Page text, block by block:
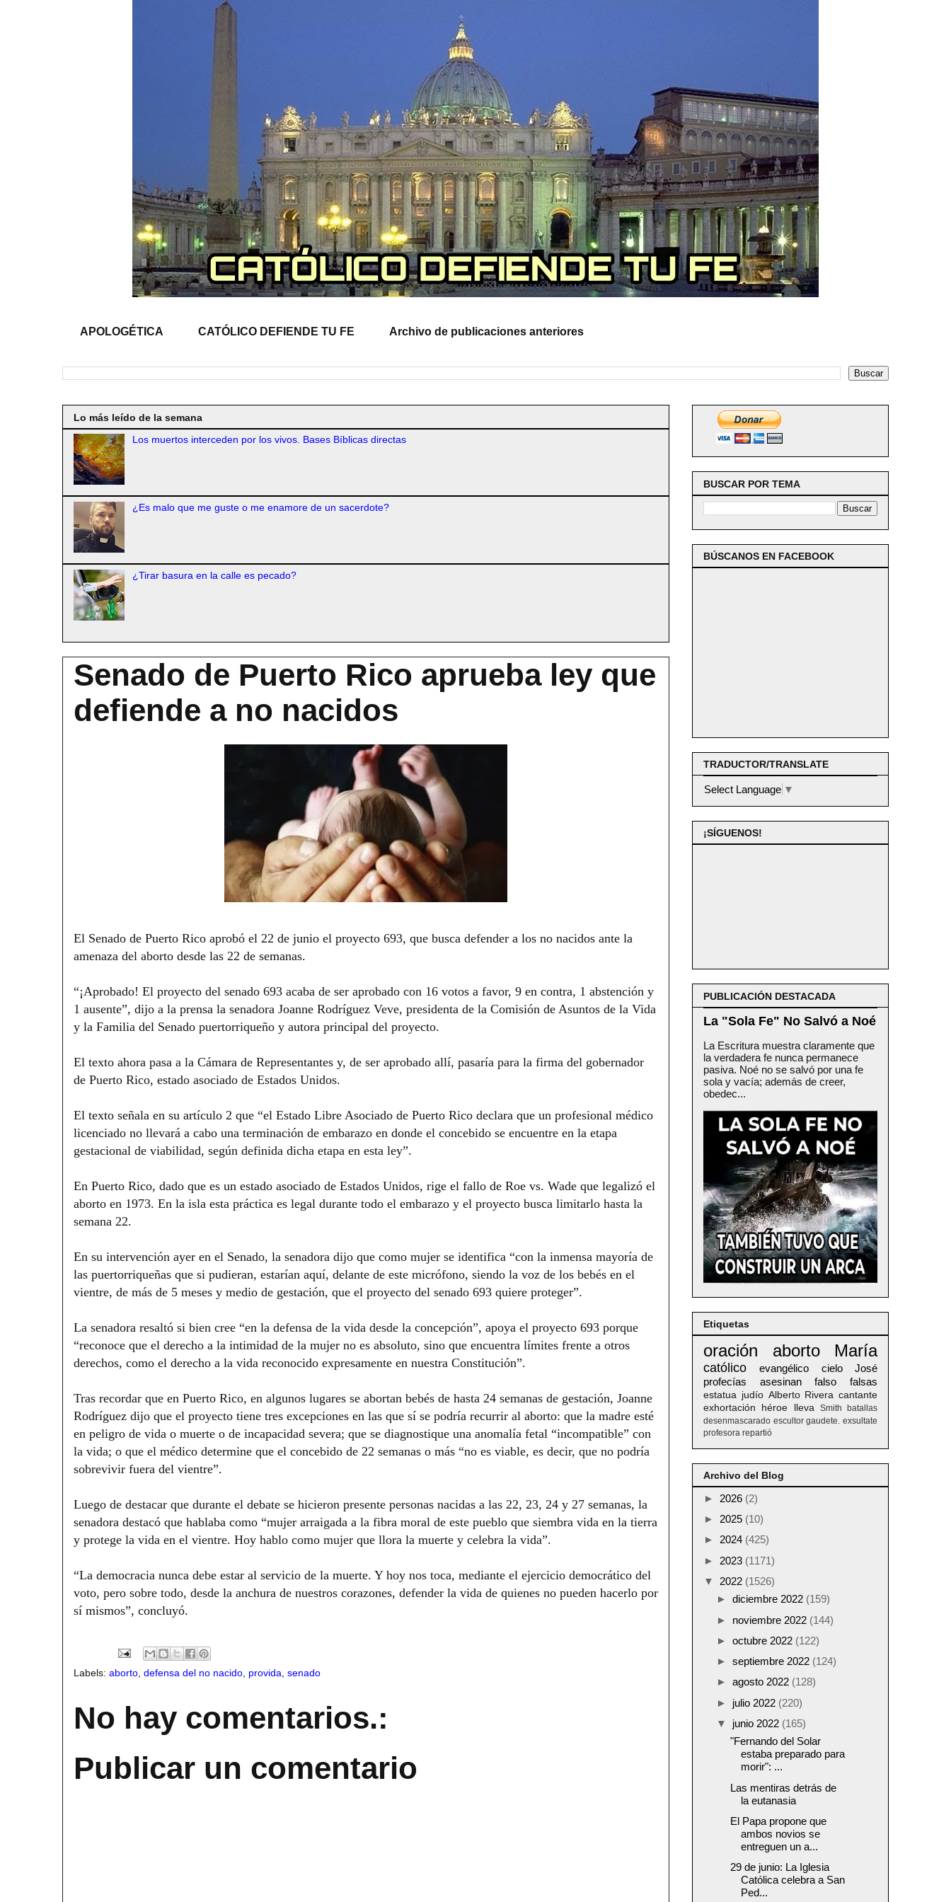
APOLOGÉTICA CATÓLICO DEFIENDE TU FE Archivo de publicaciones anteriores
Lo más leído de la semana
Los muertos interceden por los vivos. Bases Bíblicas directas
¿Es malo que me guste o me enamore de un sacerdote?
¿Tirar basura en la calle es pecado?
Senado de Puerto Rico aprueba ley que
defiende a no nacidos
El Senado de Puerto Rico aprobó el 22 de junio el proyecto 693, que busca defender a los no nacidos ante la
amenaza del aborto desde las 22 de semanas.
“¡Aprobado! El proyecto del senado 693 acaba de ser aprobado con 16 votos a favor, 9 en contra, 1 abstención y
1 ausente”, dijo a la prensa la senadora Joanne Rodríguez Veve, presidenta de la Comisión de Asuntos de la Vida
y la Familia del Senado puertorriqueño y autora principal del proyecto.
El texto ahora pasa a la Cámara de Representantes y, de ser aprobado allí, pasaría para la firma del gobernador
de Puerto Rico, estado asociado de Estados Unidos.
El texto señala en su artículo 2 que “el Estado Libre Asociado de Puerto Rico declara que un profesional médico
licenciado no llevará a cabo una terminación de embarazo en donde el concebido se encuentre en la etapa
gestacional de viabilidad, según definida dicha etapa en esta ley”.
En Puerto Rico, dado que es un estado asociado de Estados Unidos, rige el fallo de Roe vs. Wade que legalizó el
aborto en 1973. En la isla esta práctica es legal durante todo el embarazo y el proyecto busca limitarlo hasta la
semana 22.
En su intervención ayer en el Senado, la senadora dijo que como mujer se identifica “con la inmensa mayoría de
las puertorriqueñas que si pudieran, estarían aquí, delante de este micrófono, siendo la voz de los bebés en el
vientre, de más de 5 meses y medio de gestación, que el proyecto del senado 693 quiere proteger”.
La senadora resaltó si bien cree “en la defensa de la vida desde la concepción”, apoya el proyecto 693 porque
“reconoce que el derecho a la intimidad de la mujer no es absoluto, sino que encuentra límites frente a otros
derechos, como el derecho a la vida reconocido expresamente en nuestra Constitución”.
Tras recordar que en Puerto Rico, en algunos lugares se abortan bebés de hasta 24 semanas de gestación, Joanne
Rodríguez dijo que el proyecto tiene tres excepciones en las que sí se podría recurrir al aborto: que la madre esté
en peligro de vida o muerte o de incapacidad severa; que se diagnostique una anomalía fetal “incompatible” con
la vida; o que el médico determine que el concebido de 22 semanas o más “no es viable, es decir, que no podría
sobrevivir fuera del vientre”.
Luego de destacar que durante el debate se hicieron presente personas nacidas a las 22, 23, 24 y 27 semanas, la
senadora destacó que hablaba como “mujer arraigada a la fibra moral de este pueblo que siembra vida en la tierra
y protege la vida en el vientre. Hoy hablo como mujer que llora la muerte y celebra la vida”.
“La democracia nunca debe estar al servicio de la muerte. Y hoy nos toca, mediante el ejercicio democrático del
voto, pero sobre todo, desde la anchura de nuestros corazones, defender la vida de quienes no pueden hacerlo por
sí mismos”, concluyó.
Labels: aborto defensa del no nacido provida senado
No hay comentarios.:
Publicar un comentario
BUSCAR POR TEMA
BÚSCANOS EN FACEBOOK
TRADUCTOR/TRANSLATE
Select Language ▼
¡SÍGUENOS!
PUBLICACIÓN DESTACADA
La "Sola Fe" No Salvó a Noé
La Escritura muestra claramente que
la verdadera fe nunca permanece
pasiva. Noé no se salvó por una fe
sola y vacía; además de creer,
obedec...
Etiquetas
oración aborto María
católico evangélico cielo
José
profecías
asesinan falso falsas
estatua judío Alberto Rivera cantante
exhortación
héroe lleva Smith
batallas
desenmascarado escultor gaudete. exsultate
profesora repartió
Archivo del Blog
► 2026 (2)
► 2025 (10)
► 2024 (425)
► 2023 (1171)
▼ 2022 (1526)
► diciembre 2022 (159)
► noviembre 2022 (144)
► octubre 2022 (122)
► septiembre 2022 (124)
► agosto 2022 (128)
► julio 2022 (220)
▼ junio 2022 (165)
"Fernando del Solar
estaba preparado para
morir": ...
Las mentiras detrás de
la eutanasia
El Papa propone que
ambos novios se
entreguen un a...
29 de junio: La Iglesia
Católica celebra a San
Ped...